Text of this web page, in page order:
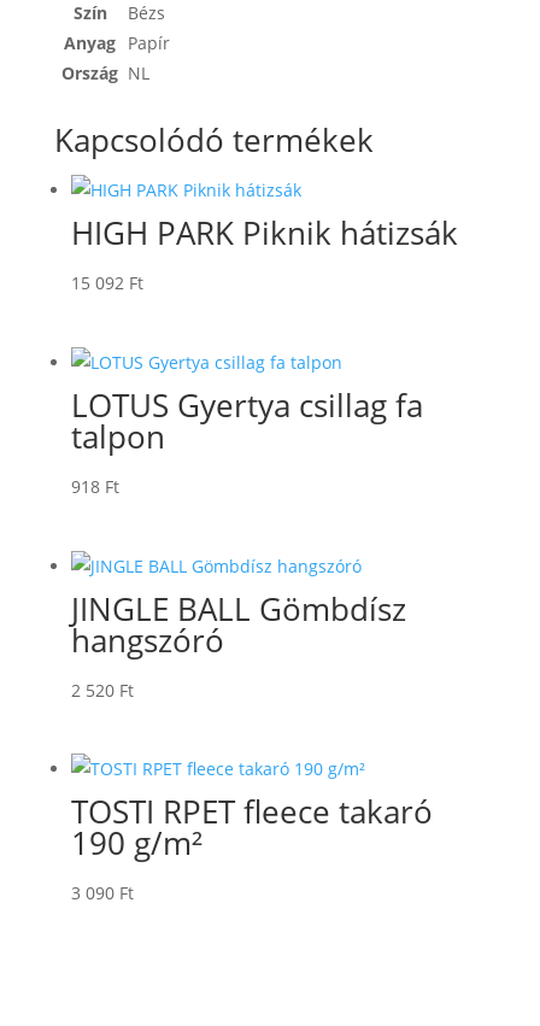
Szín
Bézs
Anyag Papír
Ország NL
Kapcsolódó termékek
HIGH PARK Piknik hátizsák
15 092 Ft
LOTUS Gyertya csillag fa
talpon
918 Ft
JINGLE BALL Gömbdísz
hangszóró
2 520 Ft
TOSTI RPET fleece takaró
190 g/m²
3 090 Ft